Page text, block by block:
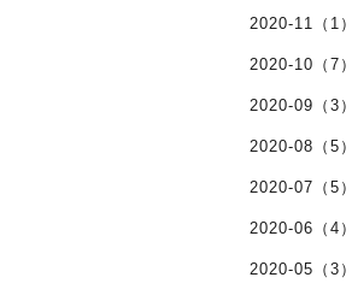
2020-11（1）
2020-10（7）
2020-09（3）
2020-08（5）
2020-07（5）
2020-06（4）
2020-05（3）